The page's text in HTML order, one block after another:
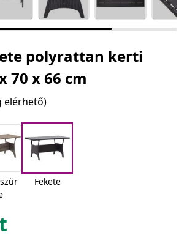
polyrattan kerti
70 x 66 cm
elérhető)
Fekete